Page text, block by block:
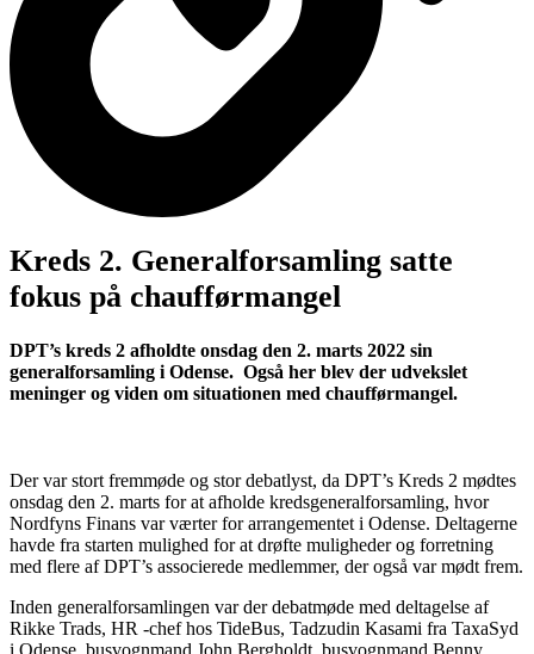
Kreds 2. Generalforsamling satte
fokus på chaufførmangel
DPT’s kreds 2 afholdte onsdag den 2. marts 2022 sin
generalforsamling i Odense. Også her blev der udvekslet
meninger og viden om situationen med chaufførmangel.
Der var stort fremmøde og stor debatlyst, da DPT’s Kreds 2 mødtes
onsdag den 2. marts for at afholde kredsgeneralforsamling, hvor
Nordfyns Finans var værter for arrangementet i Odense. Deltagerne
havde fra starten mulighed for at drøfte muligheder og forretning
med flere af DPT’s associerede medlemmer, der også var mødt frem.
Inden generalforsamlingen var der debatmøde med deltagelse af
Rikke Trads, HR -chef hos TideBus, Tadzudin Kasami fra TaxaSyd